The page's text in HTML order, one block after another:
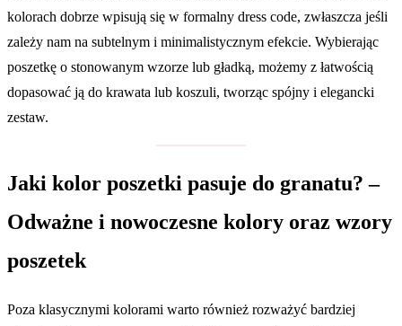
kolorach dobrze wpisują się w formalny dress code, zwłaszcza jeśli
zależy nam na subtelnym i minimalistycznym efekcie. Wybierając
poszetkę o stonowanym wzorze lub gładką, możemy z łatwością
dopasować ją do krawata lub koszuli, tworząc spójny i elegancki
zestaw.
Jaki kolor poszetki pasuje do granatu? –
Odważne i nowoczesne kolory oraz wzory
poszetek
Poza klasycznymi kolorami warto również rozważyć bardziej